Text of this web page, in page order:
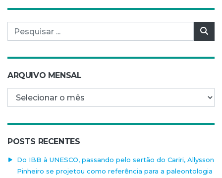
Pesquisar por:
ARQUIVO MENSAL
Arquivo mensal
POSTS RECENTES
Do IBB à UNESCO, passando pelo sertão do Cariri, Allysson
Pinheiro se projetou como referência para a paleontologia